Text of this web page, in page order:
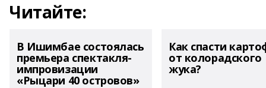
Читайте:
В Ишимбае состоялась
премьера спектакля-
импровизации
«Рыцари 40 островов»
Как спасти
от колорадского
жука?